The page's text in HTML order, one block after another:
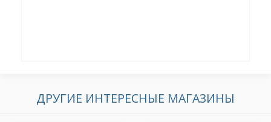
ДРУГИЕ ИНТЕРЕСНЫЕ МАГАЗИНЫ